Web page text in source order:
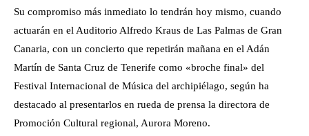
Su compromiso más inmediato lo tendrán hoy mismo, cuando
actuarán en el Auditorio Alfredo Kraus de Las Palmas de Gran
Canaria, con un concierto que repetirán mañana en el Adán
Martín de Santa Cruz de Tenerife como «broche final» del
Festival Internacional de Música del archipiélago, según ha
destacado al presentarlos en rueda de prensa la directora de
Promoción Cultural regional, Aurora Moreno.